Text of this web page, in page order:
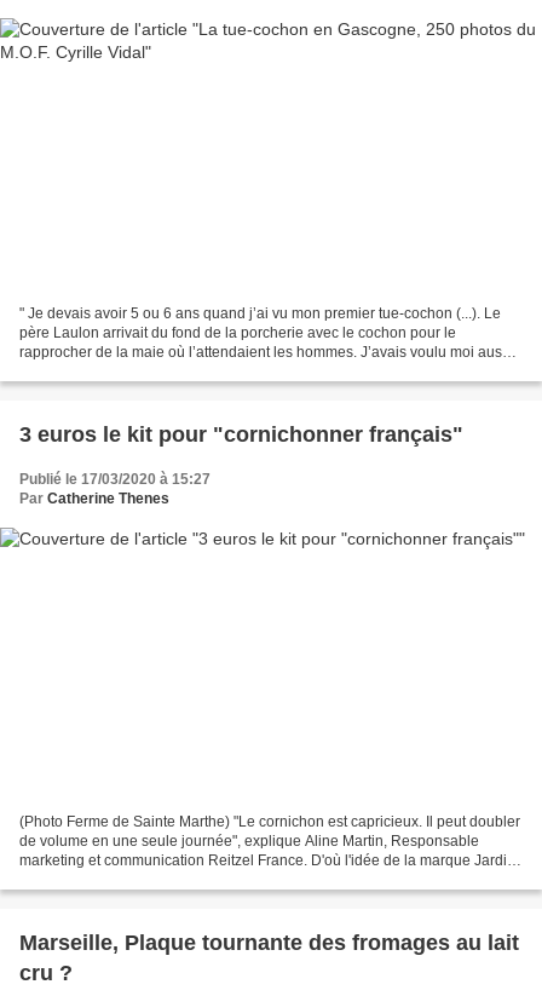
" Je devais avoir 5 ou 6 ans quand j’ai vu mon premier tue-cochon (...). Le
père Laulon arrivait du fond de la porcherie avec le cochon pour le
rapprocher de la maie où l’attendaient les hommes. J’avais voulu moi aussi,
3 euros le kit pour "cornichonner français"
Publié le 17/03/2020 à 15:27
Par Catherine Thenes
(Photo Ferme de Sainte Marthe) "Le cornichon est capricieux. Il peut doubler
de volume en une seule journée", explique Aline Martin, Responsable
marketing et communication Reitzel France. D'où l'idée de la marque Jardin
Marseille, Plaque tournante des fromages au lait
cru ?